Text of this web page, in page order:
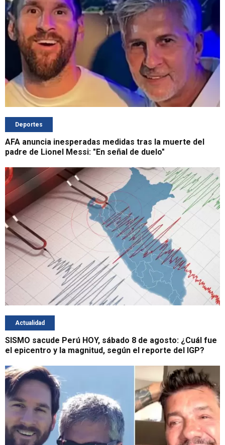
Deportes
AFA anuncia inesperadas medidas tras la muerte del
padre de Lionel Messi: "En señal de duelo"
Actualidad
SISMO sacude Perú HOY, sábado 8 de agosto: ¿Cuál fue
el epicentro y la magnitud, según el reporte del IGP?